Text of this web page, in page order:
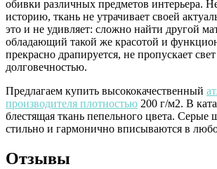
обивки различных предметов интерьера.
историю, ткань не утрачивает своей
это и не удивляет: сложно найти другой
обладающий такой же красотой и
прекрасно драпируется, не пропускает
долговечностью.
Предлагаем купить высококачественный
производителя плотностью 200 г/м2. В
блестящая ткань пепельного цвета. Серые
стильно и гармонично вписываются в
Отзывы